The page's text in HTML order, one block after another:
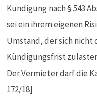
Kündigung nach § 543
sei ein ihrem eigenen
Umstand, der sich nicht
Kündigungsfrist
Der Vermieter darf die
172/18]